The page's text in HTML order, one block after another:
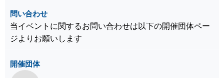
問い合わせ
当イベントに関するお問い合わせは以下の開催団体ペー
ジよりお願いします
開催団体